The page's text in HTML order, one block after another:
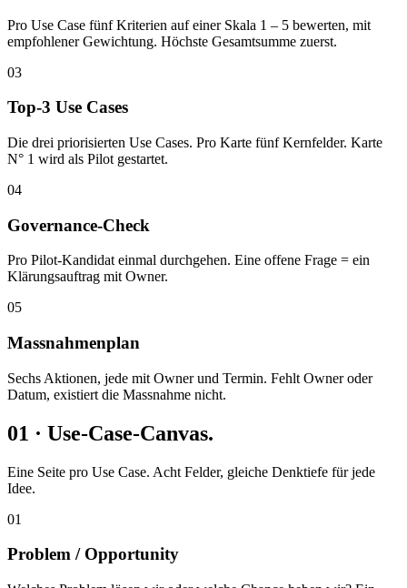
Pro Use Case fünf Kriterien auf einer Skala 1 – 5 bewerten, mit
empfohlener Gewichtung. Höchste Gesamtsumme zuerst.
03
Top-3 Use Cases
Die drei priorisierten Use Cases. Pro Karte fünf Kernfelder. Karte
N° 1 wird als Pilot gestartet.
04
Governance-Check
Pro Pilot-Kandidat einmal durchgehen. Eine offene Frage = ein
Klärungsauftrag mit Owner.
05
Massnahmenplan
Sechs Aktionen, jede mit Owner und Termin. Fehlt Owner oder
Datum, existiert die Massnahme nicht.
01 · Use-Case-Canvas.
Eine Seite pro Use Case. Acht Felder, gleiche Denktiefe für jede
Idee.
01
Problem / Opportunity